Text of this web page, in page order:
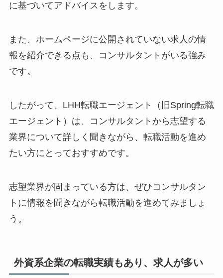
に基づいてアドバイスをします。
また、ホームページに公開されていない求人の情
報を紹介できる点も、コンサルタントがいる強み
です。
したがって、LHH転職エージェント（旧Spring転職
エージェント）は、コンサルタントから志望する
業界について詳しく聞きながら、転職活動を進め
たい方にとっておすすめです。
志望業界が固まっている方は、ぜひコンサルタン
トに情報を聞きながら転職活動を進めてみましょ
う。
外資系企業の転職実績もあり、求人が多い